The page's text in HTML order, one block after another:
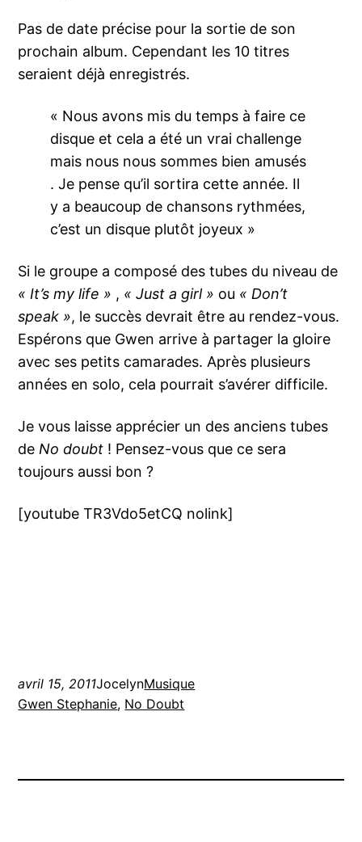
Pas de date précise pour la sortie de son
prochain album. Cependant les 10 titres
seraient déjà enregistrés.
« Nous avons mis du temps à faire ce
disque et cela a été un vrai challenge
mais nous nous sommes bien amusés
. Je pense qu’il sortira cette année. Il
y a beaucoup de chansons rythmées,
c’est un disque plutôt joyeux »
Si le groupe a composé des tubes du niveau de
« It’s my life » , « Just a girl » ou « Don’t
speak », le succès devrait être au rendez-vous.
Espérons que Gwen arrive à partager la gloire
avec ses petits camarades. Après plusieurs
années en solo, cela pourrait s’avérer difficile.
Je vous laisse apprécier un des anciens tubes
deNo doubt ! Pensez-vous que ce sera
toujours aussi bon ?
[youtube TR3Vdo5etCQ nolink]
avril 15, 2011JocelynMusique
Gwen Stephanie, No Doubt